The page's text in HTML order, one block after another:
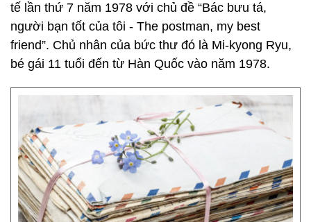
tế lần thứ 7 năm 1978 với chủ đề “Bác bưu tá,
người bạn tốt của tôi - The postman, my best
friend”. Chủ nhân của bức thư đó là Mi-kyong Ryu,
bé gái 11 tuổi đến từ Hàn Quốc vào năm 1978.